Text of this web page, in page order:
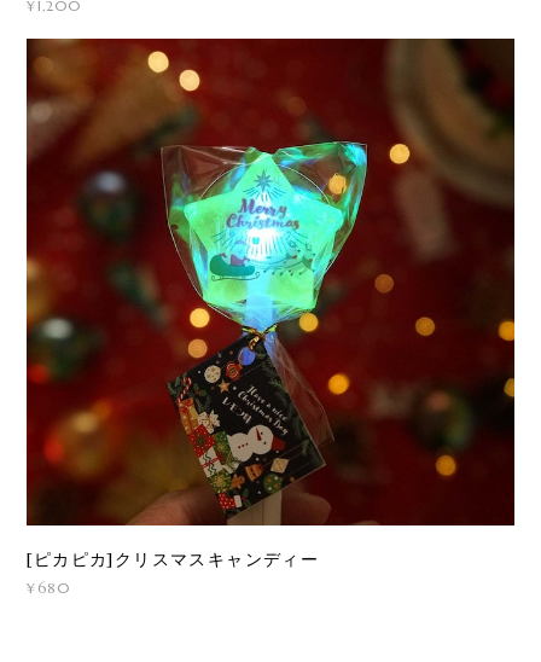
¥1,200
[ピカピカ]クリスマスキャンディー
¥680